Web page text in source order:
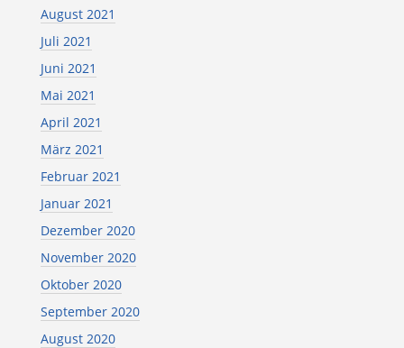
August 2021
Juli 2021
Juni 2021
Mai 2021
April 2021
März 2021
Februar 2021
Januar 2021
Dezember 2020
November 2020
Oktober 2020
September 2020
August 2020